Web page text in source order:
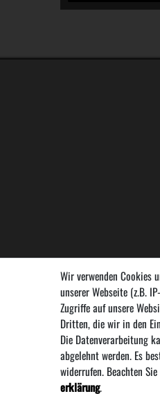
Wir verwenden Cookies
unserer Webseite (z.B.
Zugriffe auf unsere
Dritten, die wir in den
Die Datenverarbeitung
abgelehnt werden. Es
widerrufen. Beachten
erklärung.